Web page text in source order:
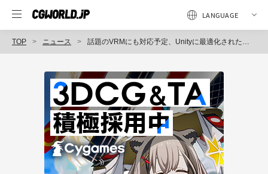
TOP ニュース 話題のVRMにも対応予定、Unityに最適化されたバーチャルキャラクター「Hanako V（ハナコ ブイ）」発売（イーフロンティア）